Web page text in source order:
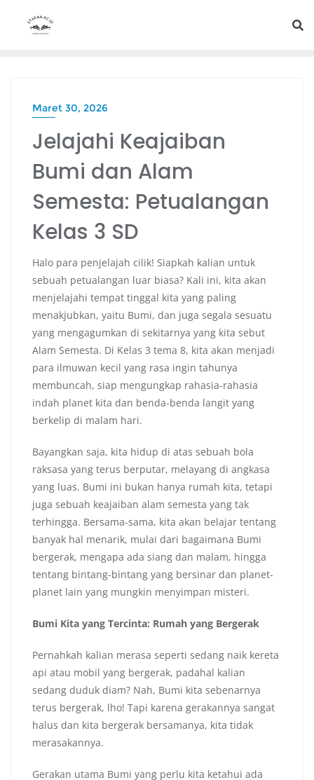
Maret 30, 2026
Jelajahi Keajaiban
Bumi dan Alam
Semesta: Petualangan
Kelas 3 SD
Halo para penjelajah cilik! Siapkah kalian untuk
sebuah petualangan luar biasa? Kali ini, kita akan
menjelajahi tempat tinggal kita yang paling
menakjubkan, yaitu Bumi, dan juga segala sesuatu
yang mengagumkan di sekitarnya yang kita sebut
Alam Semesta. Di Kelas 3 tema 8, kita akan menjadi
para ilmuwan kecil yang rasa ingin tahunya
membuncah, siap mengungkap rahasia-rahasia
indah planet kita dan benda-benda langit yang
berkelip di malam hari.
Bayangkan saja, kita hidup di atas sebuah bola
raksasa yang terus berputar, melayang di angkasa
yang luas. Bumi ini bukan hanya rumah kita, tetapi
juga sebuah keajaiban alam semesta yang tak
terhingga. Bersama-sama, kita akan belajar tentang
banyak hal menarik, mulai dari bagaimana Bumi
bergerak, mengapa ada siang dan malam, hingga
tentang bintang-bintang yang bersinar dan planet-
planet lain yang mungkin menyimpan misteri.
Bumi Kita yang Tercinta: Rumah yang Bergerak
Pernahkah kalian merasa seperti sedang naik kereta
api atau mobil yang bergerak, padahal kalian
sedang duduk diam? Nah, Bumi kita sebenarnya
terus bergerak, lho! Tapi karena gerakannya sangat
halus dan kita bergerak bersamanya, kita tidak
merasakannya.
Gerakan utama Bumi yang perlu kita ketahui ada